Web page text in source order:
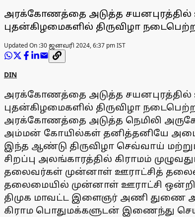
அரக்கோணத்தை அடுத்த
புதன்கிழமைகளில் திருவிழா
Updated On :30 ஜனவரி 2024, 6:37 pm IST
DIN
அரக்கோணத்தை அடுத்த
புதன்கிழமைகளில் திருவிழா
அரக்கோணத்தை அடுத்த நெமிலி
அம்மன் கோயில்கள் தனித்தனியே
இந்த ஆண்டு திருவிழா செவ்வாய்
சிறப்பு அலங்காரத்தில் கிராமம்
தலைவர்கள் முன்னாள் ஊராட்சித்
தலைமையில் முன்னாள் ஊராட்சி ஒன்றியக்
திமுக மாவட்ட இளைஞர் அணி துணை
கிராம பொதுமக்களுடன் இணைந்து